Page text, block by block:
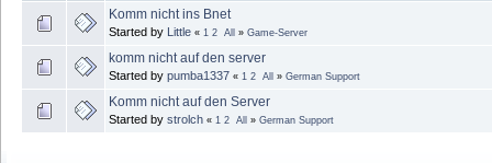
Komm nicht ins Bnet
Started by Little « 1 2 All » Game-Server
komm nicht auf den server
Started by pumba1337 « 1 2 All » German Support
Komm nicht auf den Server
Started by strolch « 1 2 All » German Support